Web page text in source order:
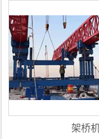
架桥